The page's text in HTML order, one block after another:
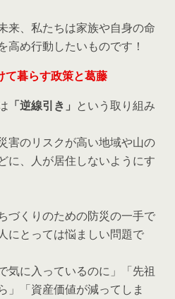
来、私たちは家族や自身の命
高め行動したいものです！
て暮らす政策と葛藤
「逆線引き」 という取り組み
害のリスクが高い地域や山の
に、人が居住しないようにす
づくりのための防災の一手で
にとっては悩ましい問題で
気に入っているのに」「先祖
」「資産価値が減ってしま